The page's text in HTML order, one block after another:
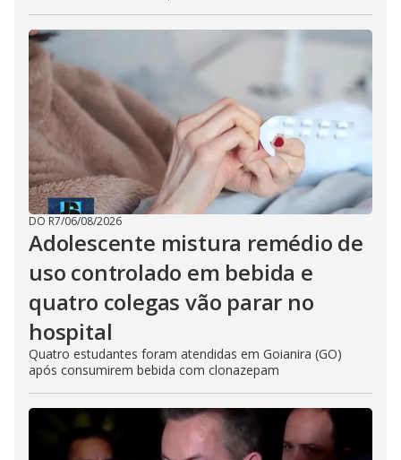
DO R7/06/08/2026
Adolescente mistura remédio de
uso controlado em bebida e
quatro colegas vão parar no
hospital
Quatro estudantes foram atendidas em Goianira (GO)
após consumirem bebida com clonazepam